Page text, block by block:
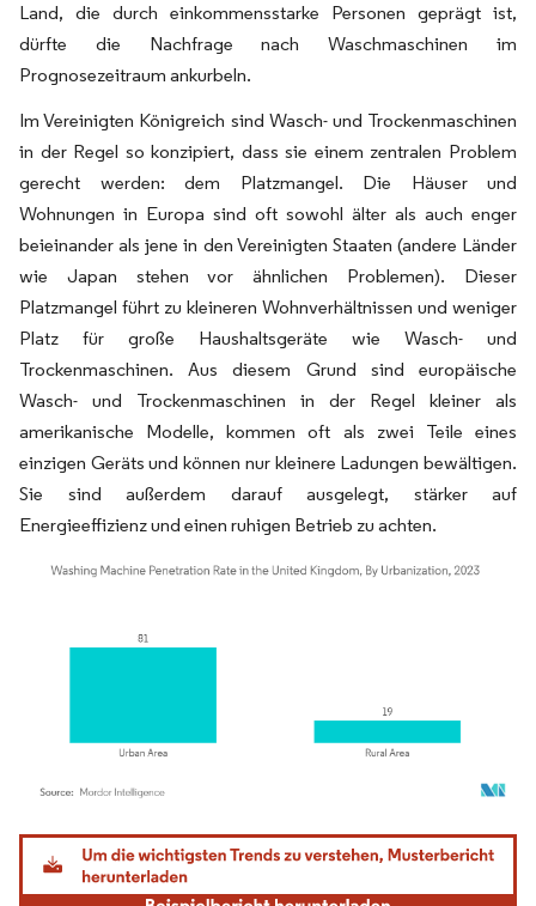
Land, die durch einkommensstarke Personen geprägt ist,
dürfte die Nachfrage nach Waschmaschinen im
Prognosezeitraum ankurbeln.
Im Vereinigten Königreich sind Wasch- und Trockenmaschinen
in der Regel so konzipiert, dass sie einem zentralen Problem
gerecht werden: dem Platzmangel. Die Häuser und
Wohnungen in Europa sind oft sowohl älter als auch enger
beieinander als jene in den Vereinigten Staaten (andere Länder
wie Japan stehen vor ähnlichen Problemen). Dieser
Platzmangel führt zu kleineren Wohnverhältnissen und weniger
Platz für große Haushaltsgeräte wie Wasch- und
Trockenmaschinen. Aus diesem Grund sind europäische
Wasch- und Trockenmaschinen in der Regel kleiner als
amerikanische Modelle, kommen oft als zwei Teile eines
einzigen Geräts und können nur kleinere Ladungen bewältigen.
Sie sind außerdem darauf ausgelegt, stärker auf
Energieeffizienz und einen ruhigen Betrieb zu achten.
Bild © Mordor Intelligence. Wiederverwendung erfordert Namensnennung gemäß